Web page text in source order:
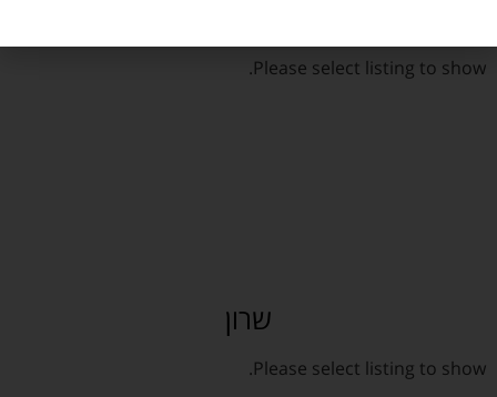
Please select listing to show.
שרון
Please select listing to show.